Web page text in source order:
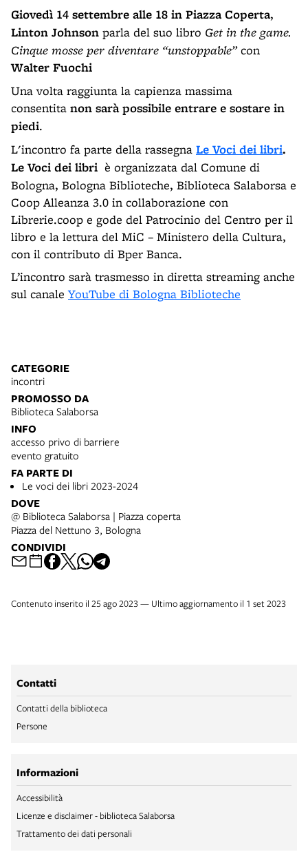
Giovedì 14 settembre alle 18 in Piazza Coperta,
Linton Johnson parla del suo libro Get in the game.
Cinque mosse per diventare “unstoppable”con
Walter Fuochi
Una volta raggiunta la capienza massima
consentita non sarà possibile entrare e sostare in
piedi.
L'incontro fa parte della rassegna Le Voci dei libri.
Le Voci dei libri è organizzata dal Comune di
Bologna, Bologna Biblioteche, Biblioteca Salaborsa e
Coop Alleanza 3.0 in collaborazione con
Librerie.coop e gode del Patrocinio del Centro per il
libro e la lettura del MiC – Ministero della Cultura,
con il contributo di Bper Banca.
L’incontro sarà trasmesso in diretta streaming anche
sul canaleYouTube di Bologna Biblioteche
CATEGORIE
incontri
PROMOSSO DA
Biblioteca Salaborsa
INFO
accesso privo di barriere
evento gratuito
FA PARTE DI
Le voci dei libri 2023-2024
DOVE
@ Biblioteca Salaborsa | Piazza coperta
Piazza del Nettuno 3, Bologna
CONDIVIDI
Contenuto inserito il 25 ago 2023 — Ultimo aggiornamento il 1 set 2023
Contatti
Contatti della biblioteca
Persone
Informazioni
Accessibilità
Licenze e disclaimer - biblioteca Salaborsa
Trattamento dei dati personali